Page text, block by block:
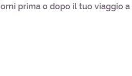
prima o dopo il tuo viaggio